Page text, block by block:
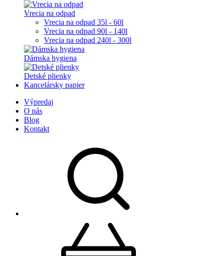
Vrecia na odpad
Vrecia na odpad 35l - 60l
Vrecia na odpad 90l - 140l
Vrecia na odpad 240l - 300l
Dámska hygiena
Detské plienky
Kancelársky papier
Výpredaj
O nás
Blog
Kontakt